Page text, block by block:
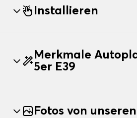
Installieren
Merkmale
5er E39
Fotos von